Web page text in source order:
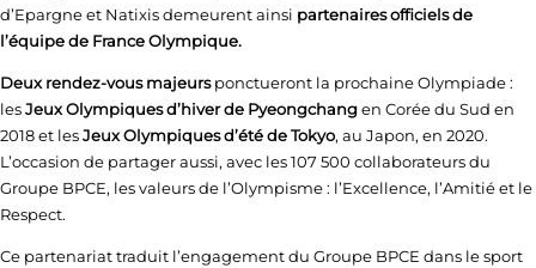
d’Epargne et Natixis demeurent ainsi partenaires officiels de
l’équipe de France Olympique.
Deux rendez-vous majeursponctueront la prochaine Olympiade :
lesJeux Olympiques d’hiver de Pyeongchangen Corée du Sud en
2018 et lesJeux Olympiques d’été de Tokyo, au Japon, en 2020.
L’occasion de partager aussi, avec les 107 500 collaborateurs du
Groupe BPCE, les valeurs de l’Olympisme : l’Excellence, l’Amitié et le
Respect.
Ce partenariat traduit l’engagement du Groupe BPCE dans le sport